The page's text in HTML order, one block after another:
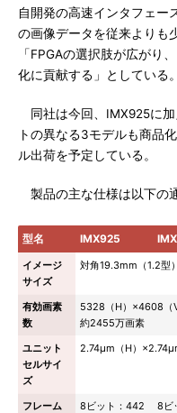
自開発の高速インタフェー
の画像データを従来よりも
「FPGAの選択肢が広がり
化に貢献する」としている。
同社は今回、IMX925に加
トの異なる3モデルも商品
ル出荷を予定している。
製品の主な仕様は以下の
型名 IMX925
イメージ
サイズ
対角19.3mm（1.2型）
有効画素
数
5328（H）×4608（V
約2455万画素
ユニット
セルサイ
ズ
2.74μm（H）
フレーム
8ビット：442
8ビ